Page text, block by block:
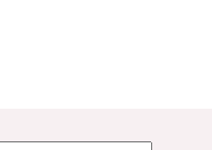
profesionala cu acid